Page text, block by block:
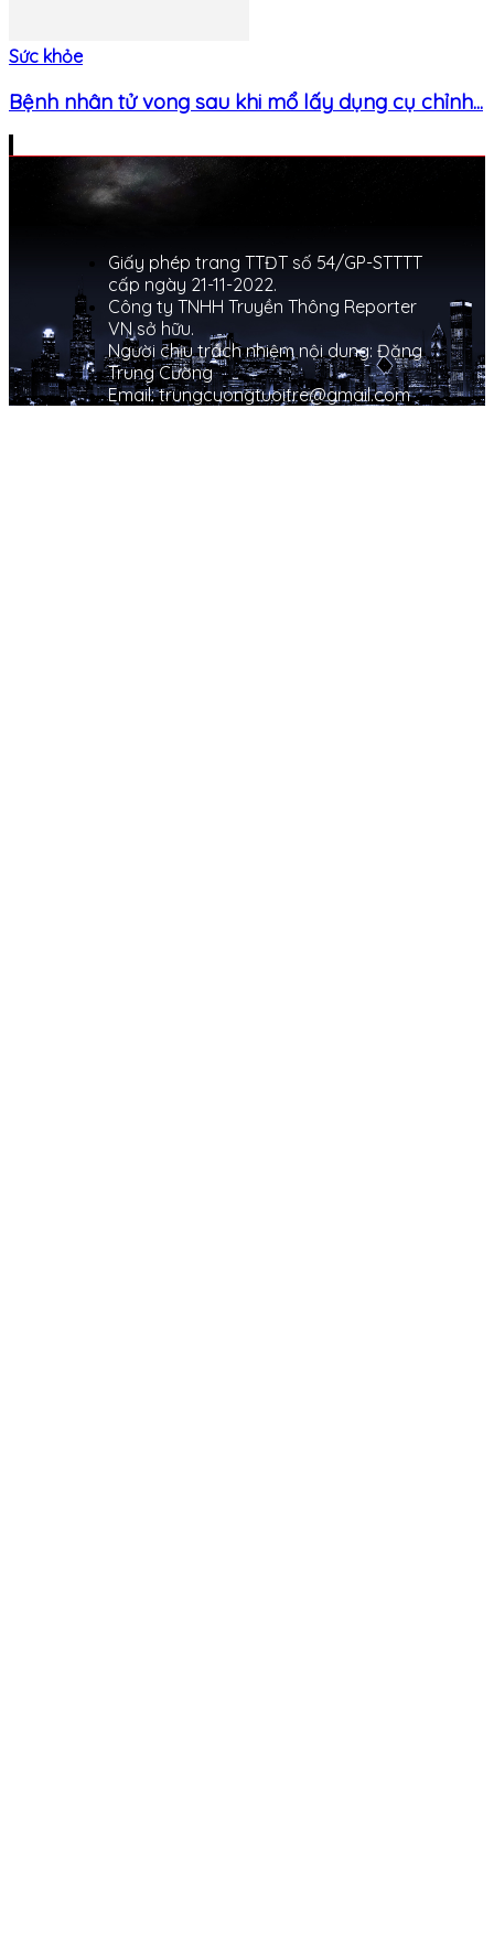
Sức khỏe
Bệnh nhân tử vong sau khi mổ lấy dụng cụ chỉnh...
Giấy phép trang TTĐT số 54/GP-STTTT
cấp ngày 21-11-2022.
Công ty TNHH Truyền Thông Reporter
VN sở hữu.
Người chịu trách nhiệm nội dung: Đặng
Trung Cường
Email: trungcuongtuoitre@gmail.com